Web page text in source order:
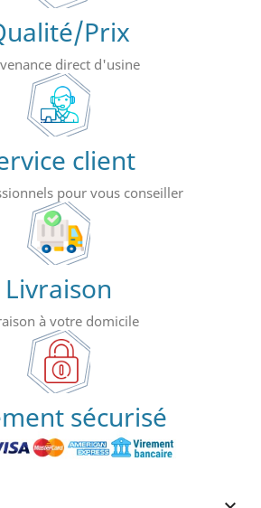
Prix
direct d'usine
client
pour vous conseiller
Livraison
à votre domicile
sécurisé